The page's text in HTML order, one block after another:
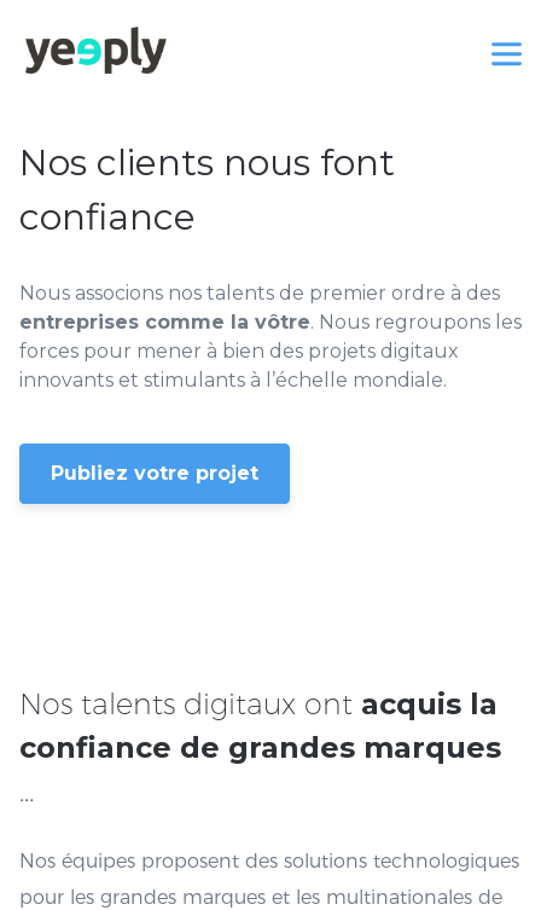
Nos clients nous font
confiance
Nous associons nos talents de premier ordre à des
entreprises comme la vôtre. Nous regroupons les
forces pour mener à bien des projets digitaux
innovants et stimulants à l’échelle mondiale.
Publiez votre projet
Nos talents digitaux ont acquis la
confiance de grandes marques
…
Nos équipes proposent des solutions technologiques
pour les grandes marques et les multinationales de